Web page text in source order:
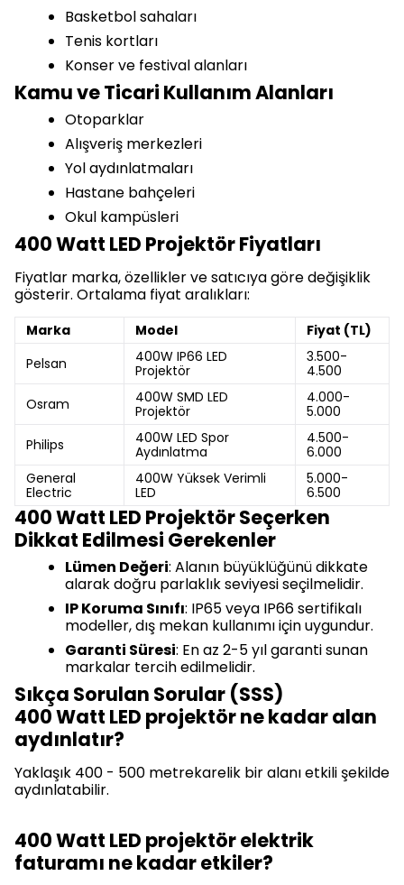
Basketbol sahaları
Tenis kortları
Konser ve festival alanları
Kamu ve Ticari Kullanım Alanları
Otoparklar
Alışveriş merkezleri
Yol aydınlatmaları
Hastane bahçeleri
Okul kampüsleri
400 Watt LED Projektör Fiyatları
Fiyatlar marka, özellikler ve satıcıya göre değişiklik
gösterir. Ortalama fiyat aralıkları:
Marka Model
Fiyat (TL)
Pelsan
400W IP66 LED
Projektör
3.500-
4.500
Osram
400W SMD LED
Projektör
4.000-
5.000
Philips
400W LED Spor
Aydınlatma
4.500-
6.000
General
Electric
400W Yüksek Verimli
LED
5.000-
6.500
400 Watt LED Projektör Seçerken
Dikkat Edilmesi Gerekenler
Lümen Değeri: Alanın büyüklüğünü dikkate
alarak doğru parlaklık seviyesi seçilmelidir.
IP Koruma Sınıfı: IP65 veya IP66 sertifikalı
modeller, dış mekan kullanımı için uygundur.
Garanti Süresi: En az 2-5 yıl garanti sunan
markalar tercih edilmelidir.
Sıkça Sorulan Sorular (SSS)
400 Watt LED projektör ne kadar alan
aydınlatır?
Yaklaşık 400 - 500 metrekarelik bir alanı etkili şekilde
aydınlatabilir.
400 Watt LED projektör elektrik
faturamı ne kadar etkiler?